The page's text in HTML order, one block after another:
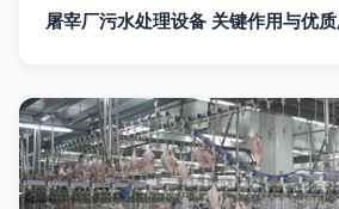
屠宰厂污水处理设备 关键作用与优